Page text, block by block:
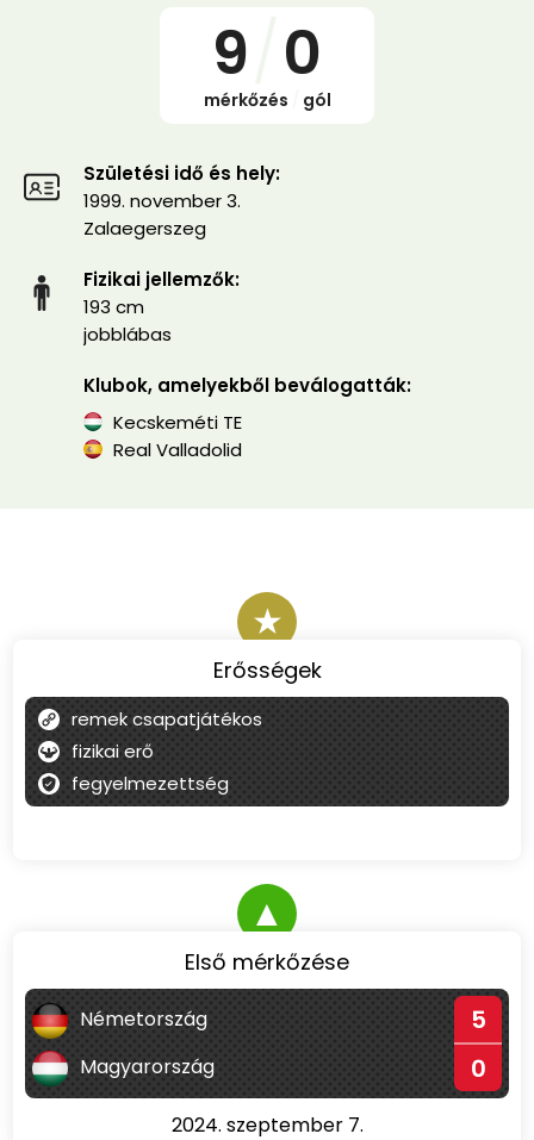
9 0
mérkőzés gól
Születési idő és hely:
1999. november 3.
Zalaegerszeg
Fizikai jellemzők:
193 cm
jobblábas
Klubok, amelyekből beválogatták:
Kecskeméti TE
Real Valladolid
★
Erősségek
remek csapatjátékos
fizikai erő
fegyelmezettség
▲
Első mérkőzése
Németország 5
Magyarország 0
2024. szeptember 7.